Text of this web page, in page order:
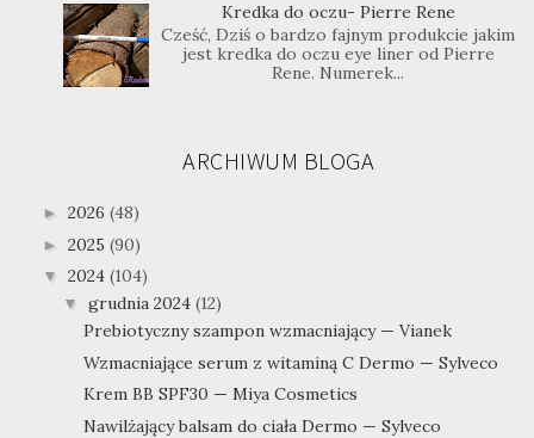
Kredka do oczu- Pierre Rene
Cześć, Dziś o bardzo fajnym produkcie jakim
jest kredka do oczu eye liner od Pierre
Rene. Numerek...
ARCHIWUM BLOGA
► 2026 (48)
► 2025 (90)
▼ 2024 (104)
▼ grudnia 2024 (12)
Prebiotyczny szampon wzmacniający — Vianek
Wzmacniające serum z witaminą C Dermo — Sylveco
Krem BB SPF30 — Miya Cosmetics
Nawilżający balsam do ciała Dermo — Sylveco